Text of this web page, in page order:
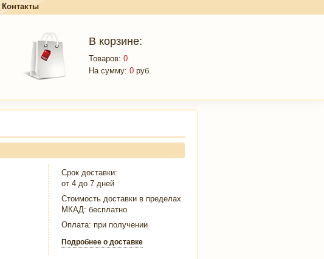
Контакты
В корзине:
Товаров: 0
На сумму: 0 руб.
Срок доставки:
от 4 до 7 дней
Стоимость доставки в пределах
МКАД: бесплатно
Оплата: при получении
Подробнее о доставке